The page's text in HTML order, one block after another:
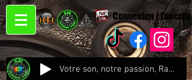
Connexion /
Votre son, notre passion, Radio CJC Recording Studio , là où chaque note prend vie !